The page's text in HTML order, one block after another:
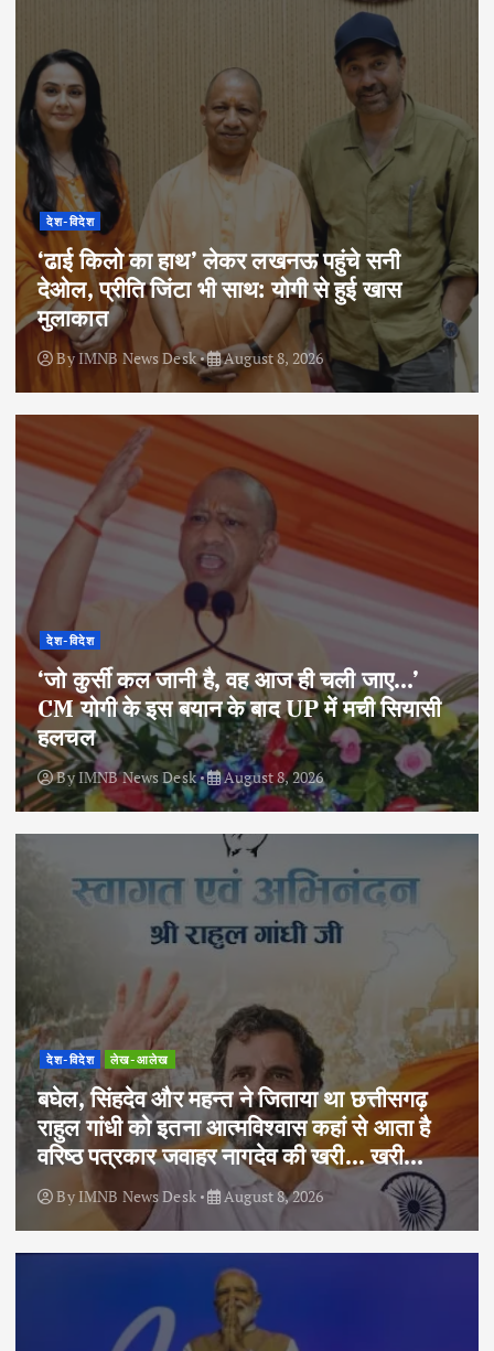
देश-विदेश
‘ढाई किलो का हाथ’ लेकर लखनऊ पहुंचे सनी
देओल, प्रीति जिंटा भी साथ: योगी से हुई खास
मुलाकात
ByIMNB News Desk August 8, 2026
देश-विदेश
‘जो कुर्सी कल जानी है, वह आज ही चली जाए…’
CM योगी के इस बयान के बाद UP में मची सियासी
हलचल
ByIMNB News Desk August 8, 2026
देश-विदेश लेख-आलेख
बघेल, सिंहदेव और महन्त ने जिताया था छत्तीसगढ़
राहुल गांधी को इतना आत्मविश्वास कहां से आता है
वरिष्ठ पत्रकार जवाहर नागदेव की खरी… खरी…
ByIMNB News Desk August 8, 2026